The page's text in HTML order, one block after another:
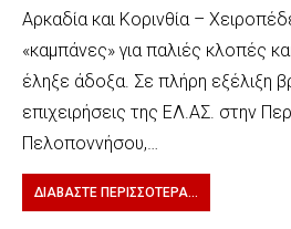
Αρκαδία και Κορινθία –
«καμπάνες» για παλιές κλοπές
έληξε άδοξα. Σε πλήρη εξέλιξη
επιχειρήσεις της ΕΛ.ΑΣ. στην
Πελοποννήσου,…
ΔΙΑΒΆΣΤΕ ΠΕΡΙΣΣΌΤΕΡΑ...